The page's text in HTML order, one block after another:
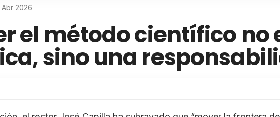
Abr 2026
el método científico no
sino una